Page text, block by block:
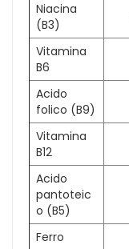
Niacina
(B3)
Vitamina
B6
Acido
folico (B9)
Vitamina
B12
Acido
pantoteic
o (B5)
Ferro